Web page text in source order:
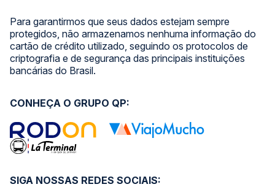
Para garantirmos que seus dados estejam sempre
protegidos, não armazenamos nenhuma informação do
cartão de crédito utilizado, seguindo os protocolos de
criptografia e de segurança das principais instituições
bancárias do Brasil.
SIGA NOSSAS REDES SOCIAIS:
CONHEÇA O GRUPO QP: